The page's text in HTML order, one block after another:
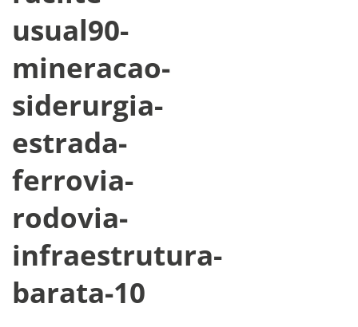
usual90-
mineracao-
siderurgia-
estrada-
ferrovia-
rodovia-
infraestrutura-
barata-10